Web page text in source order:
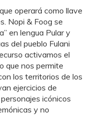
operará como llave
Nopi & Foog se
en lengua Pular y
del pueblo Fulani
activamos el
que nos permite
los territorios de los
ejercicios de
icónicos
y no